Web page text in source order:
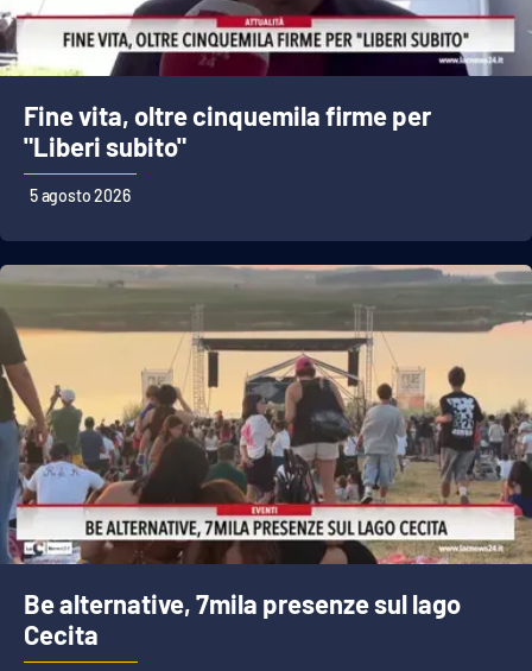
Fine vita, oltre cinquemila firme per
"Liberi subito"
5 agosto 2026
Be alternative, 7mila presenze sul lago
Cecita